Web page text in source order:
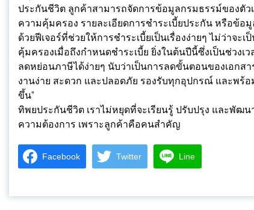
ประกันชีวิต ลูกค้าสามารถจัดการข้อมูลกรมธรรม์ของตัว
ความคุ้มครอง รายละเอียดการชำระเบี้ยประกัน หรือข้
ด้วยฟีเจอร์ที่ช่วยให้การชำระเบี้ยเป็นเรื่องง่ายๆ ไม่ว่าจ
คุ้มครองเมื่อถึงกำหนดชำระเบี้ย ยิ่งในต้นปีนี้ซึ่งเป็นช่วง
ลดหย่อนภาษีได้ง่ายๆ นับว่าเป็นการลดขั้นตอนของเอกสา
งานง่าย สะดวก และปลอดภัย รองรับทุกอุปกรณ์ และพร้
ขึ้น”
ทิพยประกันชีวิต เราไม่หยุดที่จะเรียนรู้ ปรับปรุง และพัฒ
ความต้องการ เพราะลูกค้าคือคนสำคัญ
Facebook Twitter Line